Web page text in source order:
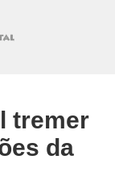
tremer
da